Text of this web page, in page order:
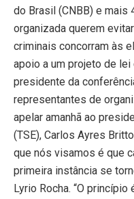
do Brasil (CNBB) e
organizada querem
criminais concorram às
apoio a um projeto de lei
presidente da
representantes de
apelar amanhã ao
(TSE), Carlos Ayres
que nós visamos é que
primeira instância se
Lyrio Rocha. “O